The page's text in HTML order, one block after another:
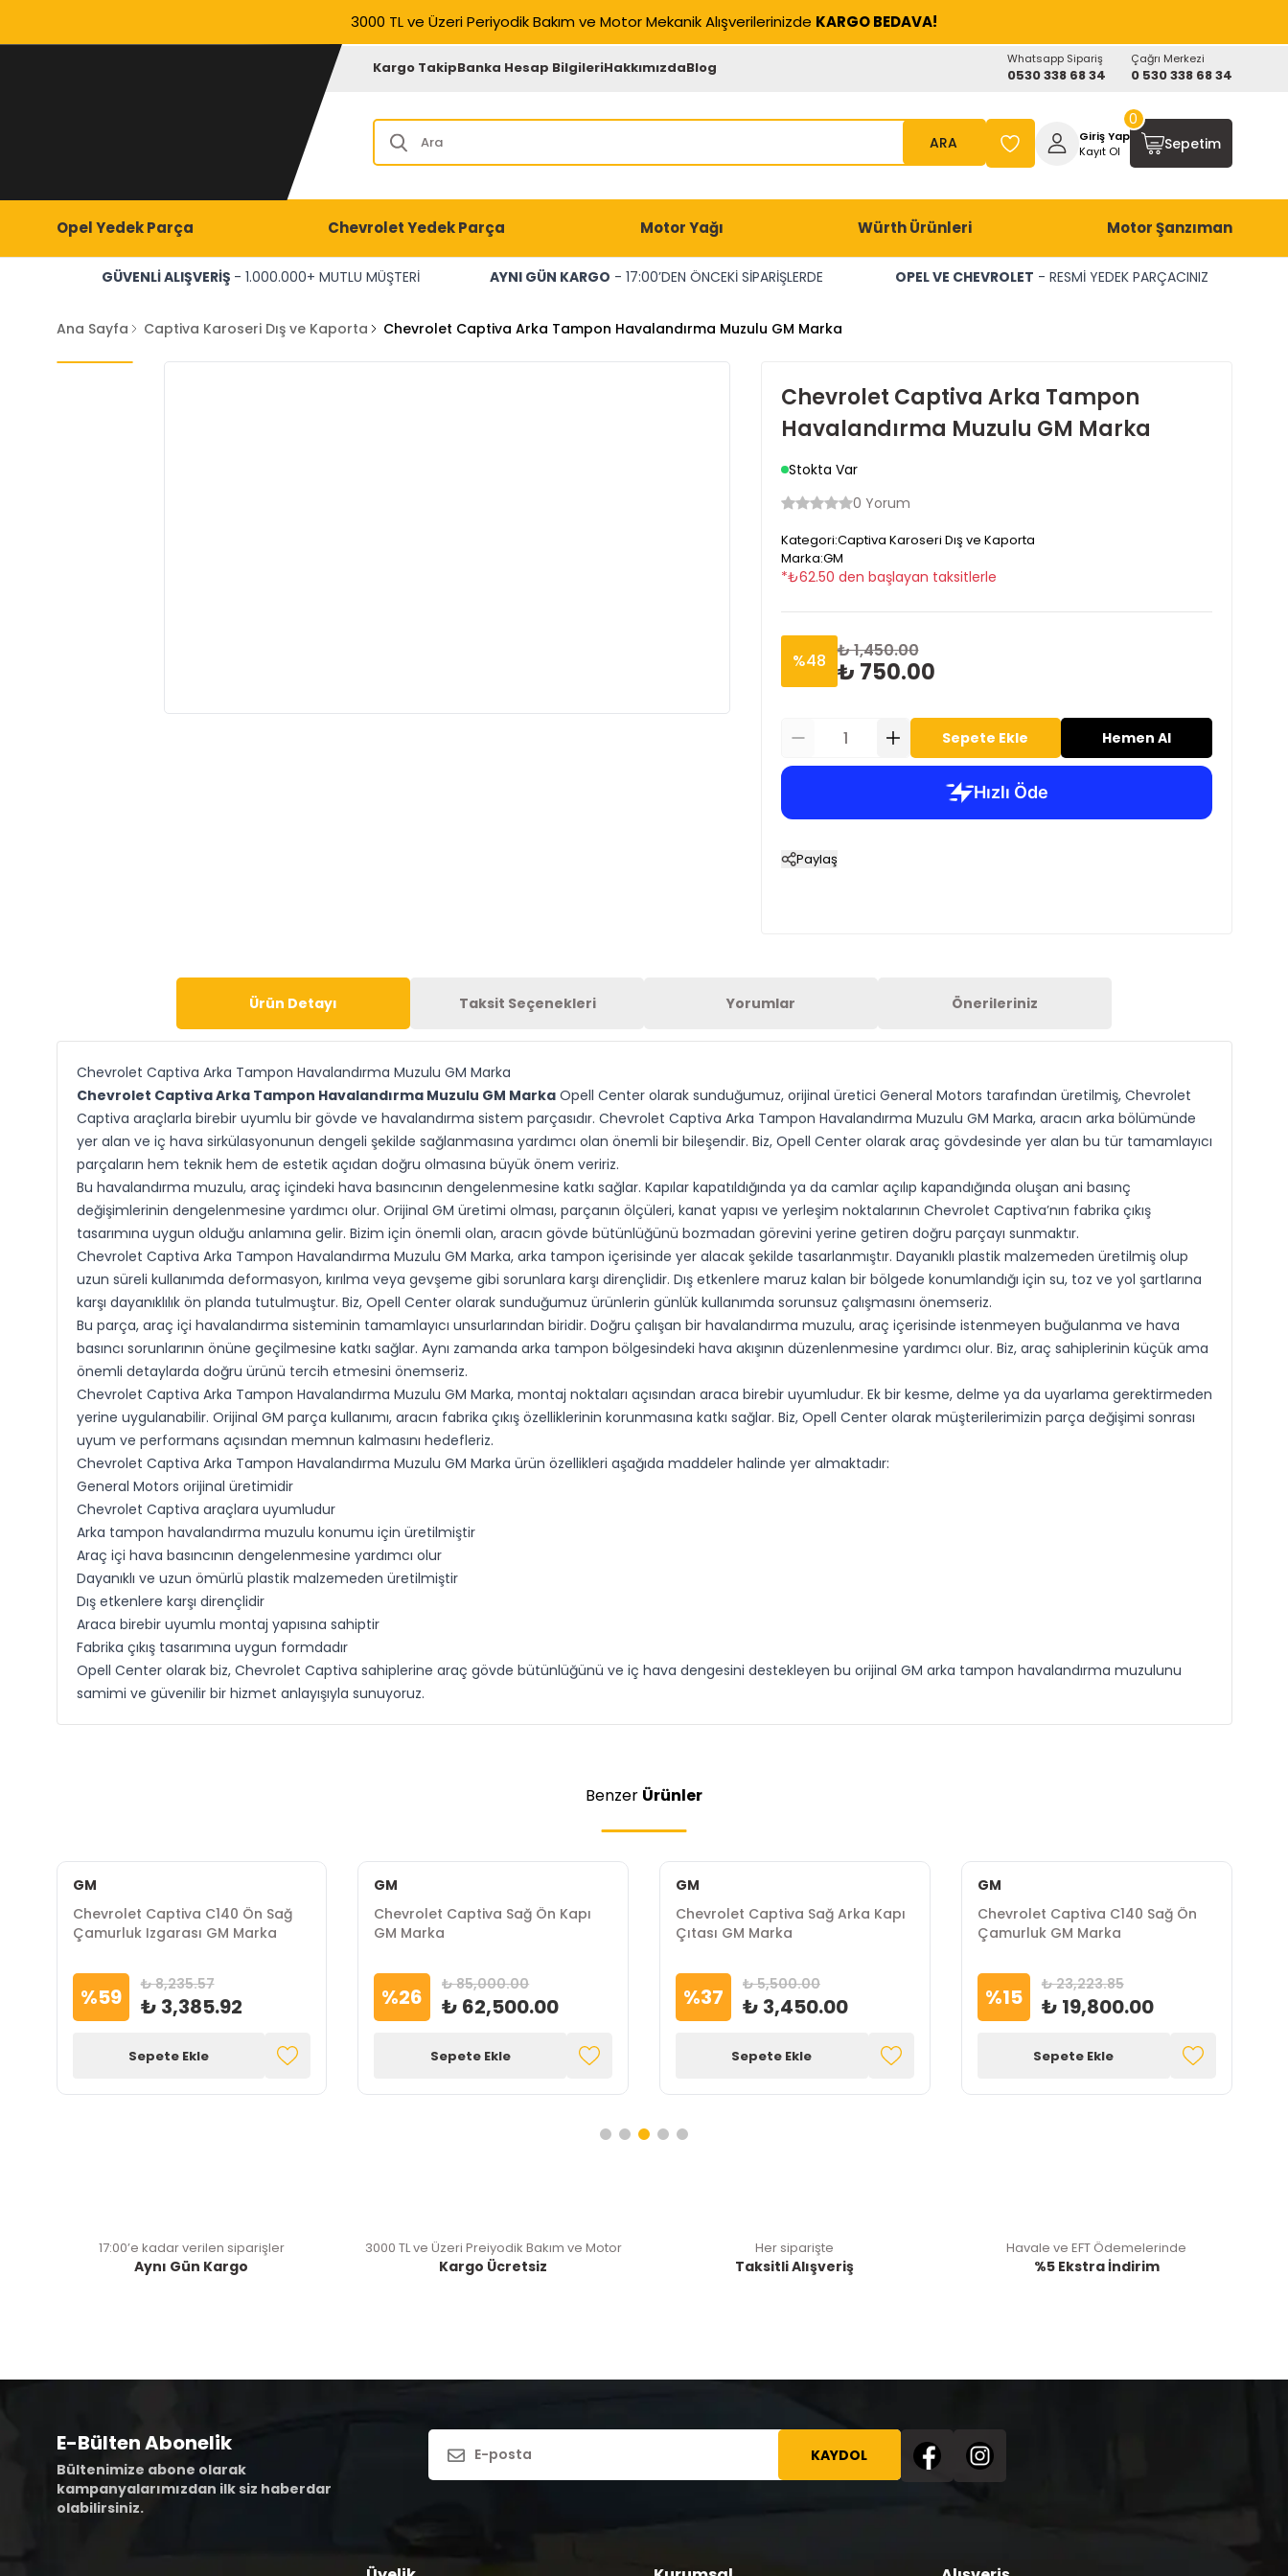
3000 TL ve Üzeri Periyodik Bakım ve Motor Mekanik Alışverilerinizde KARGO BEDAVA!
Kargo TakipBanka Hesap BilgileriHakkımızdaBlog Whatsapp Sipariş
0530 338 68 34
Çağrı Merkezi
0 530 338 68 34
ARA
Giriş Yap
Kayıt Ol
Sepetim
0
Opel Yedek Parça Chevrolet Yedek Parça Motor Yağı Würth Ürünleri Motor Şanzıman
GÜVENLİ ALIŞVERİŞ - 1.000.000+ MUTLU MÜŞTERİ AYNI GÜN KARGO - 17:00’DEN ÖNCEKİ SİPARİŞLERDE OPEL VE CHEVROLET - RESMİ YEDEK PARÇACINIZ
Ana Sayfa Captiva Karoseri Dış ve Kaporta Chevrolet Captiva Arka Tampon Havalandırma Muzulu GM Marka
Chevrolet Captiva Arka Tampon
Havalandırma Muzulu GM Marka
Stokta Var
0 Yorum
Kategori:Captiva Karoseri Dış ve Kaporta
Marka:GM
*₺62.50 den başlayan taksitlerle
%48 ₺ 1,450.00
₺ 750.00
Sepete Ekle Hemen Al
Paylaş
Ürün Detayı Taksit Seçenekleri Yorumlar Önerileriniz
Chevrolet Captiva Arka Tampon Havalandırma Muzulu GM Marka
Chevrolet Captiva Arka Tampon Havalandırma Muzulu GM MarkaOpell Center olarak sunduğumuz, orijinal üretici General Motors tarafından üretilmiş, Chevrolet
Captiva araçlarla birebir uyumlu bir gövde ve havalandırma sistem parçasıdır. Chevrolet Captiva Arka Tampon Havalandırma Muzulu GM Marka, aracın arka bölümünde
yer alan ve iç hava sirkülasyonunun dengeli şekilde sağlanmasına yardımcı olan önemli bir bileşendir. Biz, Opell Center olarak araç gövdesinde yer alan bu tür tamamlayıcı
parçaların hem teknik hem de estetik açıdan doğru olmasına büyük önem veririz.
Bu havalandırma muzulu, araç içindeki hava basıncının dengelenmesine katkı sağlar. Kapılar kapatıldığında ya da camlar açılıp kapandığında oluşan ani basınç
değişimlerinin dengelenmesine yardımcı olur. Orijinal GM üretimi olması, parçanın ölçüleri, kanat yapısı ve yerleşim noktalarının Chevrolet Captiva’nın fabrika çıkış
tasarımına uygun olduğu anlamına gelir. Bizim için önemli olan, aracın gövde bütünlüğünü bozmadan görevini yerine getiren doğru parçayı sunmaktır.
Chevrolet Captiva Arka Tampon Havalandırma Muzulu GM Marka, arka tampon içerisinde yer alacak şekilde tasarlanmıştır. Dayanıklı plastik malzemeden üretilmiş olup
uzun süreli kullanımda deformasyon, kırılma veya gevşeme gibi sorunlara karşı dirençlidir. Dış etkenlere maruz kalan bir bölgede konumlandığı için su, toz ve yol şartlarına
karşı dayanıklılık ön planda tutulmuştur. Biz, Opell Center olarak sunduğumuz ürünlerin günlük kullanımda sorunsuz çalışmasını önemseriz.
Bu parça, araç içi havalandırma sisteminin tamamlayıcı unsurlarından biridir. Doğru çalışan bir havalandırma muzulu, araç içerisinde istenmeyen buğulanma ve hava
basıncı sorunlarının önüne geçilmesine katkı sağlar. Aynı zamanda arka tampon bölgesindeki hava akışının düzenlenmesine yardımcı olur. Biz, araç sahiplerinin küçük ama
önemli detaylarda doğru ürünü tercih etmesini önemseriz.
Chevrolet Captiva Arka Tampon Havalandırma Muzulu GM Marka, montaj noktaları açısından araca birebir uyumludur. Ek bir kesme, delme ya da uyarlama gerektirmeden
yerine uygulanabilir. Orijinal GM parça kullanımı, aracın fabrika çıkış özelliklerinin korunmasına katkı sağlar. Biz, Opell Center olarak müşterilerimizin parça değişimi sonrası
uyum ve performans açısından memnun kalmasını hedefleriz.
Chevrolet Captiva Arka Tampon Havalandırma Muzulu GM Marka ürün özellikleri aşağıda maddeler halinde yer almaktadır:
General Motors orijinal üretimidir
Chevrolet Captiva araçlara uyumludur
Arka tampon havalandırma muzulu konumu için üretilmiştir
Araç içi hava basıncının dengelenmesine yardımcı olur
Dayanıklı ve uzun ömürlü plastik malzemeden üretilmiştir
Dış etkenlere karşı dirençlidir
Araca birebir uyumlu montaj yapısına sahiptir
Fabrika çıkış tasarımına uygun formdadır
Opell Center olarak biz, Chevrolet Captiva sahiplerine araç gövde bütünlüğünü ve iç hava dengesini destekleyen bu orijinal GM arka tampon havalandırma muzulunu
samimi ve güvenilir bir hizmet anlayışıyla sunuyoruz.
Benzer Ürünler
GM
Chevrolet Captiva C140 Ön Sağ
Çamurluk Izgarası GM Marka
%59 ₺ 8,235.57
₺ 3,385.92
Sepete Ekle
GM
Chevrolet Captiva Sağ Ön Kapı
GM Marka
%26 ₺ 85,000.00
₺ 62,500.00
Sepete Ekle
GM
Chevrolet Captiva Sağ Arka Kapı
Çıtası GM Marka
%37 ₺ 5,500.00
₺ 3,450.00
Sepete Ekle
GM
Chevrolet Captiva C140 Sağ Ön
Çamurluk GM Marka
%15 ₺ 23,223.85
₺ 19,800.00
Sepete Ekle
17:00’e kadar verilen siparişler
Aynı Gün Kargo
3000 TL ve Üzeri Preiyodik Bakım ve Motor
Kargo Ücretsiz
Her siparişte
Taksitli Alışveriş
Havale ve EFT Ödemelerinde
%5 Ekstra İndirim
E-Bülten Abonelik
Bültenimize abone olarak
kampanyalarımızdan ilk siz haberdar
olabilirsiniz.
KAYDOL